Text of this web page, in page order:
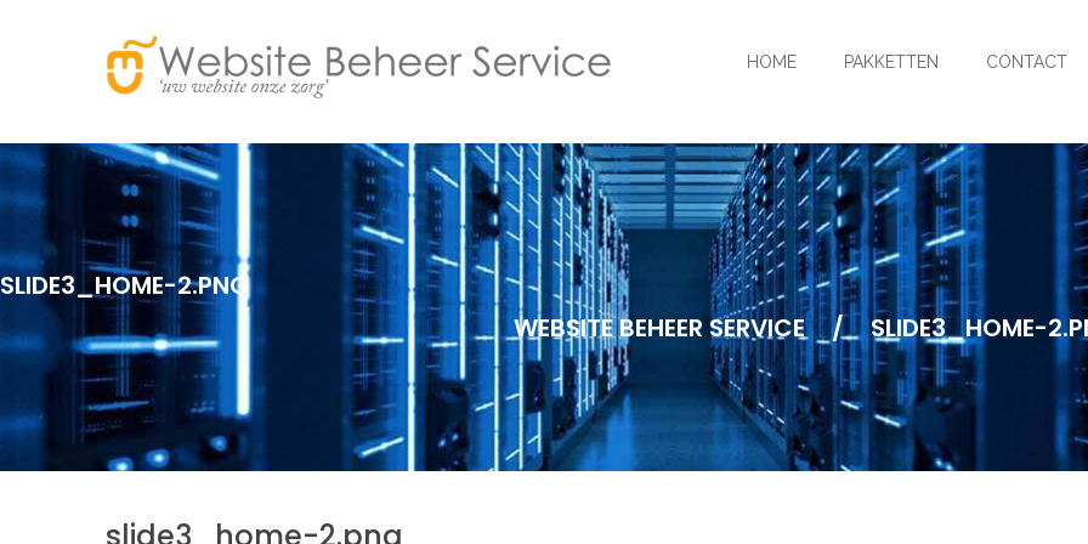
HOME PAKKETTEN CONTACT
SLIDE3_HOME-2.PNG
WEBSITE BEHEER SERVICE
/ SLIDE3_HOME-